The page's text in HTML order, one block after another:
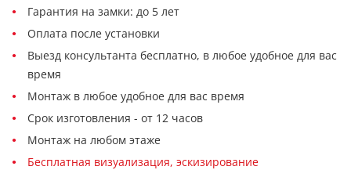
Гарантия на замки: до 5 лет
Оплата после установки
Выезд консультанта бесплатно, в любое удобное для вас
время
Монтаж в любое удобное для вас время
Срок изготовления - от 12 часов
Монтаж на любом этаже
Бесплатная визуализация, эскизирование